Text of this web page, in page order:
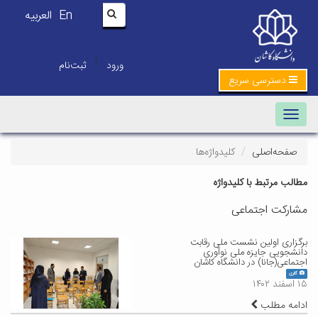
En العربیه
ورود | ثبت‌نام
دسترسی سریع
Toggle navigation
صفحه‌اصلی
کلیدواژه‌ها
مطالب مرتبط با کلیدواژه
مشارکت اجتماعی
برگزاری اولین نشست ملی رقابت
دانشجویی جایزه ملی نوآوری
اجتماعی(جانا) در دانشگاه کاشان
گالری
۱۵ اسفند ۱۴۰۲
ادامه مطلب